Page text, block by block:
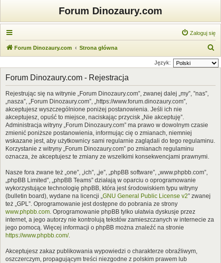
Forum Dinozaury.com
Zaloguj się
Forum Dinozaury.com Strona główna
z
Język:
Forum Dinozaury.com - Rejestracja
Rejestrując się na witrynie „Forum Dinozaury.com”, zwanej dalej „my”, ”nas”,
„nasza”, „Forum Dinozaury.com”, „https://www.forum.dinozaury.com”,
akceptujesz wyszczególnione poniżej postanowienia. Jeśli ich nie
akceptujesz, opuść to miejsce, naciskając przycisk „Nie akceptuję”.
Administracja witryny „Forum Dinozaury.com” ma prawo w dowolnym czasie
zmienić poniższe postanowienia, informując cię o zmianach, niemniej
wskazane jest, aby użytkownicy sami regularnie zaglądali do tego regulaminu.
Korzystanie z witryny „Forum Dinozaury.com” po zmianach regulaminu
oznacza, że akceptujesz te zmiany ze wszelkimi konsekwencjami prawnymi.
Nasze fora zwane też „one”, „ich”, „je”, „phpBB software”, „www.phpbb.com”,
„phpBB Limited”, „phpBB Teams” działają w oparciu o oprogramowanie
wykorzystujące technologię phpBB, która jest środowiskiem typu witryny
(bulletin board), wydane na licencji „GNU General Public License v2” zwanej
też „GPL”. Oprogramowanie jest dostępne do pobrania ze strony
www.phpbb.com. Oprogramowanie phpBB tylko ułatwia dyskusje przez
internet, a jego autorzy nie kontrolują tekstów zamieszczanych w internecie za
jego pomocą. Więcej informacji o phpBB można znaleźć na stronie
https://www.phpbb.com/.
Akceptujesz zakaz publikowania wypowiedzi o charakterze obraźliwym,
oszczerczym, propagującym treści niezgodne z polskim prawem lub